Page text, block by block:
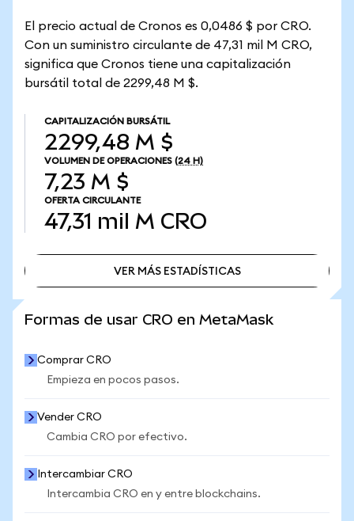
El precio actual de Cronos es 0,0486 $ por CRO.
Con un suministro circulante de 47,31 mil M CRO,
significa que Cronos tiene una capitalización
bursátil total de 2299,48 M $.
CAPITALIZACIÓN BURSÁTIL
2299,48 M $
VOLUMEN DE OPERACIONES (24 H)
7,23 M $
OFERTA CIRCULANTE
47,31 mil M CRO
VER MÁS ESTADÍSTICAS
Formas de usar CRO en MetaMask
Comprar CRO
Empieza en pocos pasos.
Vender CRO
Cambia CRO por efectivo.
Intercambiar CRO
Intercambia CRO en y entre blockchains.